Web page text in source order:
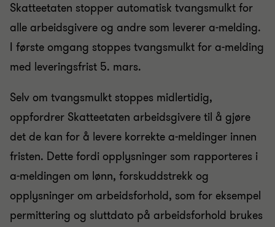
Skatteetaten stopper automatisk tvangsmulkt for
alle arbeidsgivere og andre som leverer a-melding.
I første omgang stoppes tvangsmulkt for a-melding
med leveringsfrist 5. mars.
Selv om tvangsmulkt stoppes midlertidig,
oppfordrer Skatteetaten arbeidsgivere til å gjøre
det de kan for å levere korrekte a-meldinger innen
fristen. Dette fordi opplysninger som rapporteres i
a-meldingen om lønn, forskuddstrekk og
opplysninger om arbeidsforhold, som for eksempel
permittering og sluttdato på arbeidsforhold brukes